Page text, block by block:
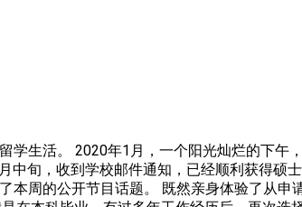
学生活。 2020年1月，一个阳光灿烂的下午
中旬，收到学校邮件通知，已经顺利获得硕
本周的公开节目话题。 既然亲身体验了从申